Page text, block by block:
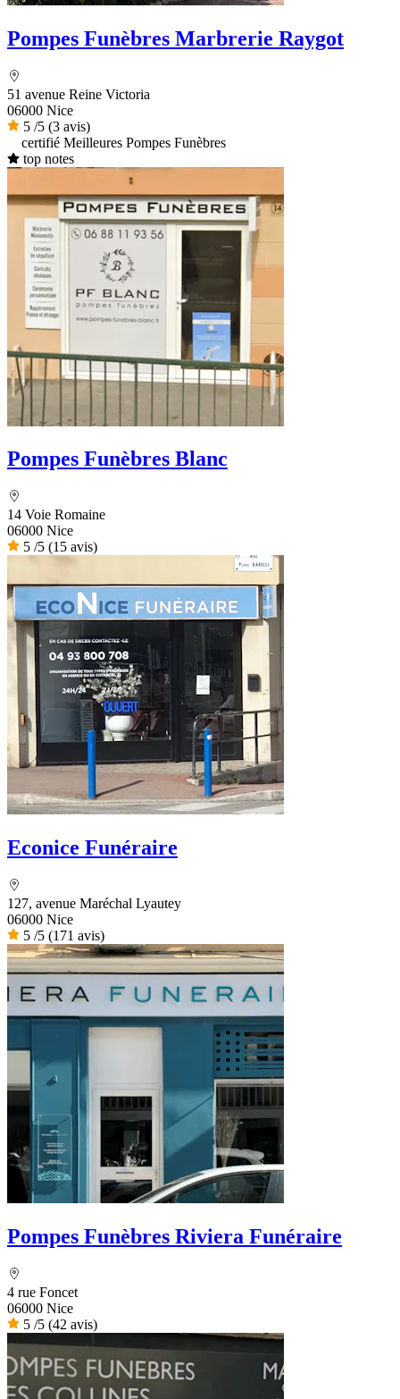
Pompes Funèbres Marbrerie Raygot
51 avenue Reine Victoria
06000 Nice
5 /5 (3 avis)
certifié Meilleures Pompes Funèbres
top notes
Pompes Funèbres Blanc
14 Voie Romaine
06000 Nice
5 /5 (15 avis)
Econice Funéraire
127, avenue Maréchal Lyautey
06000 Nice
5 /5 (171 avis)
Pompes Funèbres Riviera Funéraire
4 rue Foncet
06000 Nice
5 /5 (42 avis)